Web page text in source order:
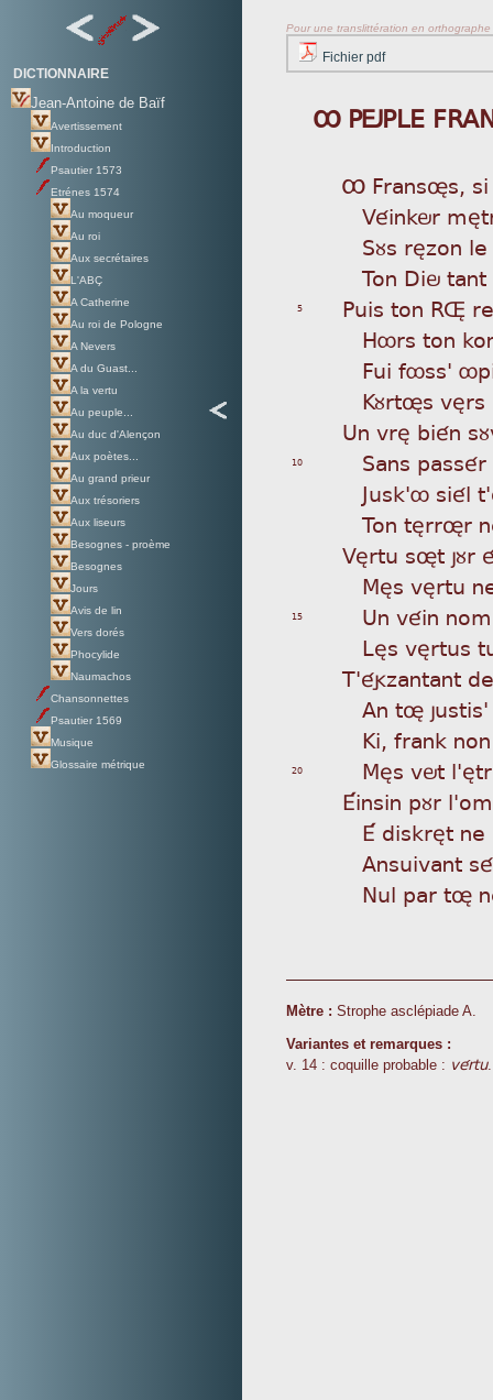
DICTIONNAIRE
Jean-Antoine de Baïf
Avertissement
Introduction
Psautier 1573
Etrénes 1574
Au moqueur
Au roi
Aux secrétaires
L'ABÇ
A Catherine
Au roi de Pologne
A Nevers
A du Guast...
A la vertu
Au peuple...
Au duc d'Alençon
Aux poètes...
Au grand prieur
Aux trésoriers
Aux liseurs
Besognes - proème
Besognes
Jours
Avis de lin
Vers dorés
Phocylide
Naumachos
Chansonnettes
Psautier 1569
Musique
Glossaire métrique
Pour une translittération en
Fichier pdf
Ô PÖPLE
Ô Fransøs, si
Véinkör
Sùs rèzon
Ton Diö
5 Puis ton Rú
Hôrs ton
Fui fôss'
Kùrtøs vèrs
Un vrè bién
10 Sans
Jusk'ô siél
Ton tèrrør
Vèrtu søt jùr
Mès vèrtu
15 Un véin
Lès vèrtus
T'égzantant
An tø justis'
Ki, frank
20 Mès vöt
Éinsin pùr
É diskrèt
Ansuivant
Nul par tø
Mètre : Strophe asclépiade A.
Variantes et remarques :
v. 14 : coquille probable : vértu.